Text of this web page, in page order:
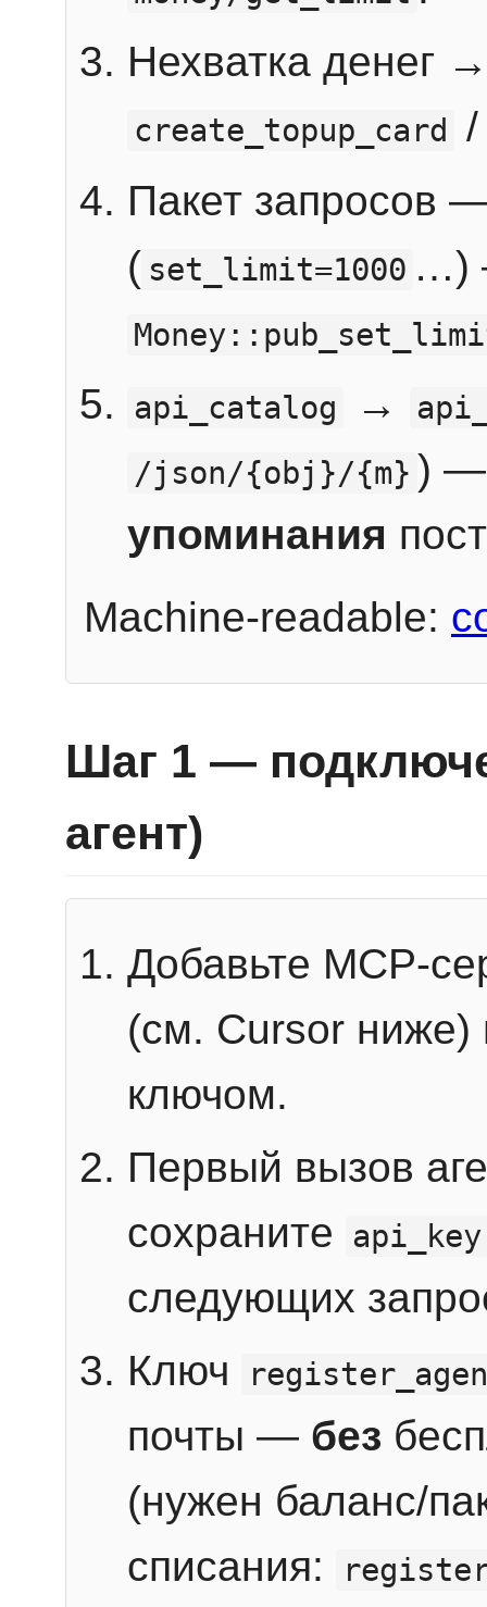
Нехватка денег
create_topup_card
Пакет запросов
( set_limit=1000 …)
api_catalog
→
/json/{obj}/{m} ) —
упоминания
Machine-readable:
Шаг 1 —
агент)
Добавьте MCP-
(см. Cursor ниже)
ключом.
Первый вызов
сохраните
api_key
следующих
Ключ
почты — без
(нужен баланс/
списания: